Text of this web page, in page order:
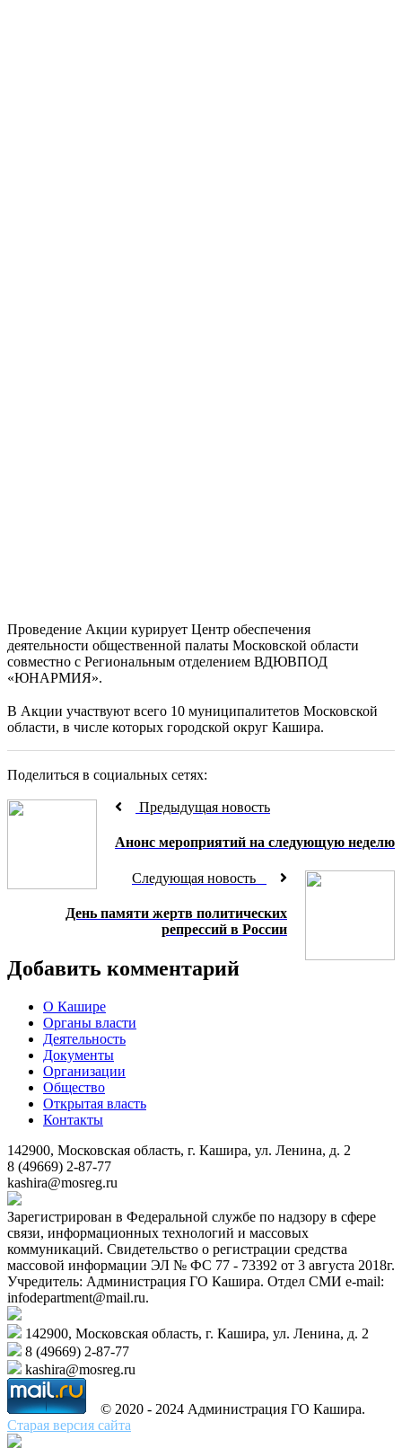
Проведение Акции курирует Центр обеспечения
деятельности общественной палаты Московской области
совместно с Региональным отделением ВДЮВПОД
«ЮНАРМИЯ».
В Акции участвуют всего 10 муниципалитетов Московской
области, в числе которых городской округ Кашира.
Поделиться в социальных сетях:
Предыдущая новость
Анонс мероприятий на следующую неделю
Следующая новость
День памяти жертв политических
репрессий в России
Добавить комментарий
О Кашире
Органы власти
Деятельность
Документы
Организации
Общество
Открытая власть
Контакты
142900, Московская область, г. Кашира, ул. Ленина, д. 2
8 (49669) 2-87-77
kashira@mosreg.ru
Зарегистрирован в Федеральной службе по надзору в сфере
связи, информационных технологий и массовых
коммуникаций. Свидетельство о регистрации средства
массовой информации ЭЛ № ФС 77 - 73392 от 3 августа 2018г.
Учредитель: Администрация ГО Кашира. Отдел СМИ e-mail:
infodepartment@mail.ru.
142900, Московская область, г. Кашира, ул. Ленина, д. 2
8 (49669) 2-87-77
kashira@mosreg.ru
© 2020 - 2024 Администрация ГО Кашира.
Старая версия сайта